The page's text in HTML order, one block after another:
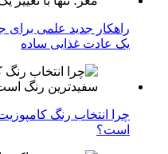
راهکار جدید علمی برای
یک عادت غذایی ساده
چرا انتخاب رنگ
است؟